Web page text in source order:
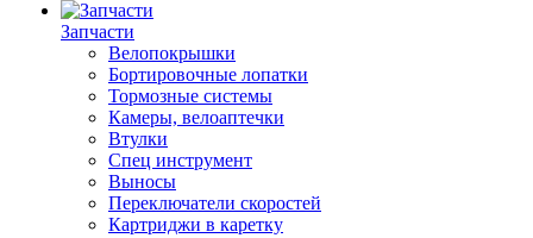
Запчасти
Велопокрышки
Бортировочные лопатки
Тормозные системы
Камеры, велоаптечки
Втулки
Спец инструмент
Выносы
Переключатели скоростей
Картриджи в каретку